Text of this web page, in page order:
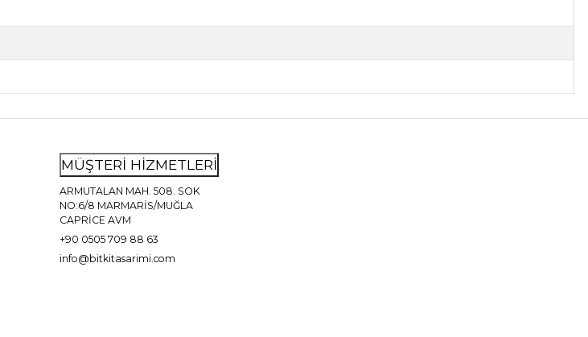
MÜŞTERİ HİZMETLERİ
ARMUTALAN MAH. 508. SOK
NO:6/8 MARMARİS/MUĞLA
CAPRİCE AVM
+90 0505 709 88 63
info@bitkitasarimi.com